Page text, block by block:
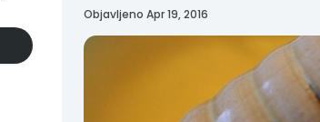
Objavljeno Apr 19, 2016